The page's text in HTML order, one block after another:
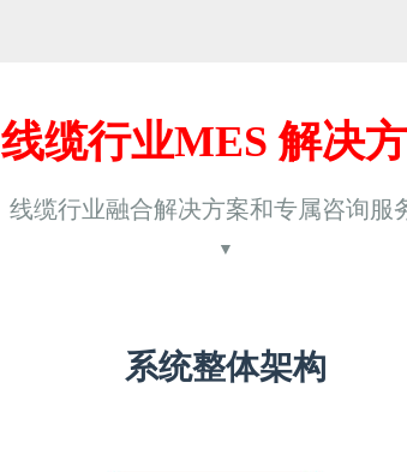
线缆行业MES 解决
线缆行业融合解决方案和专属咨询服
▼
系统整体架构